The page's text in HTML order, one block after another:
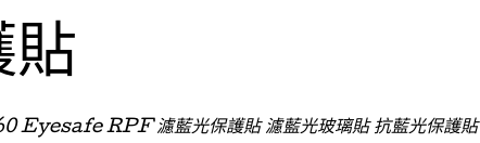
貼
Eyesafe RPF 濾藍光保護貼 濾藍光玻璃貼 抗藍光保護貼